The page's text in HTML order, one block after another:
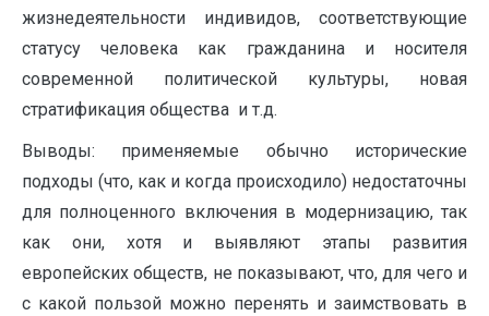
жизнедеятельности индивидов, соответствующие
статусу человека как гражданина и носителя
современной политической культуры, новая
стратификация общества и т.д.
Выводы: применяемые обычно исторические
подходы (что, как и когда происходило) недостаточны
для полноценного включения в модернизацию, так
как они, хотя и выявляют этапы развития
европейских обществ, не показывают, что, для чего и
с какой пользой можно перенять и заимствовать в